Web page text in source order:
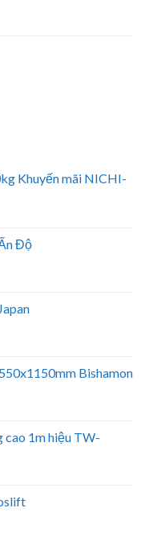
Khuyến mãi NICHI-
Độ
Bishamon
cao 1m hiệu TW-